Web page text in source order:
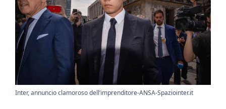
Inter, annuncio clamoroso dell’imprenditore-ANSA-Spaziointer.it